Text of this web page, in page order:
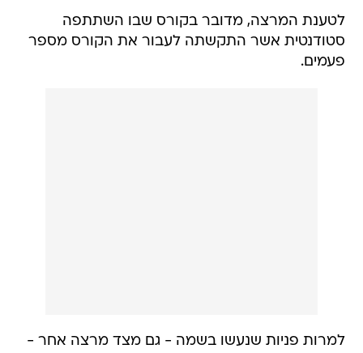
לטענת המרצה, מדובר בקורס שבו השתתפה
סטודנטית אשר התקשתה לעבור את הקורס מספר
פעמים.
למרות פניות שנעשו בשמה - גם מצד מרצה אחר -